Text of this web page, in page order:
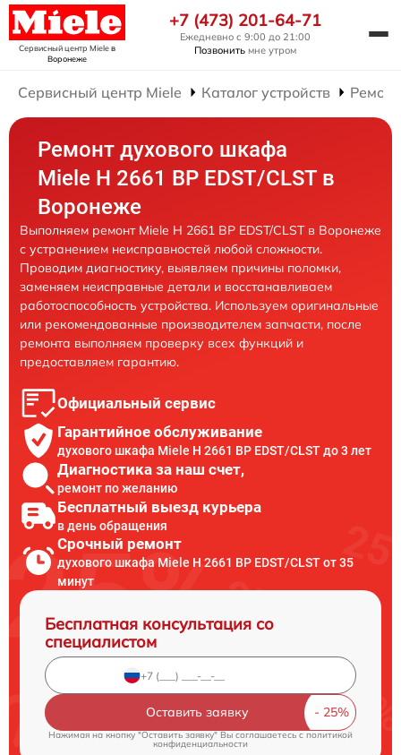
Сервисный центр Mieleв
Воронеже
+7 (473) 201-64-71
Ежедневно с 9:00 до 21:00
Позвонить мне утром
Сервисный центр Miele Каталог устройств
Ремонт духового шкафа
Miele H 2661 BP EDST/CLST в
Воронеже
Выполняем ремонт Miele H 2661 BP EDST/CLST в Воронеже
с устранением неисправностей любой сложности.
Проводим диагностику, выявляем причины поломки,
заменяем неисправные детали и восстанавливаем
работоспособность устройства. Используем оригинальные
или рекомендованные производителем запчасти, после
ремонта выполняем проверку всех функций и
предоставляем гарантию.
Официальный сервис
Гарантийное обслуживание
духового шкафа Miele H 2661 BP EDST/CLST до 3 лет
Диагностика за наш счет,
ремонт по желанию
Бесплатный выезд курьера
в день обращения
Срочный ремонт
духового шкафа Miele H 2661 BP EDST/CLST от 35
минут
Бесплатная консультация со
специалистом
Оставить заявку
Нажимая на кнопку "Оставить заявку" Вы соглашаетесь cполитикой
конфиденциальности